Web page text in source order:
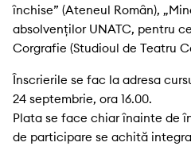
închise” (Ateneul Român),
absolvenţilor UNATC, pentru
Corgrafie (Studioul de Teatru
Înscrierile se fac la adresa
24 septembrie, ora 16.00.
Plata se face chiar înainte de
de participare se achită